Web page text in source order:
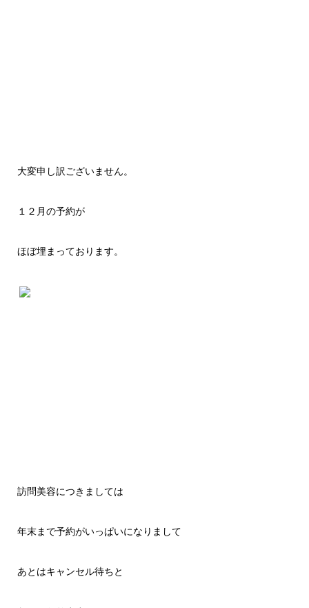
大変申し訳ございません。
１２月の予約が
ほぼ埋まっております。
訪問美容につきましては
年末まで予約がいっぱいになりまして
あとはキャンセル待ちと